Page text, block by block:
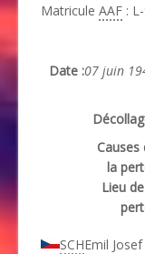
Matricule AAF :
Date :07 juin
Causes
la
Lieu
SCHEmil Josef